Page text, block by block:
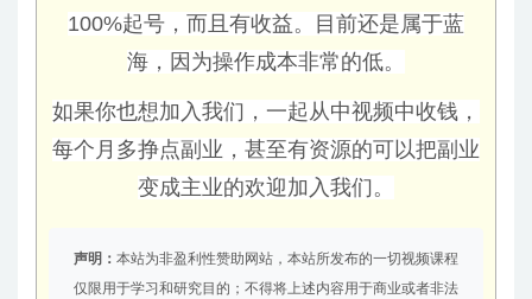
100%起号，而且有收益。目前还是属于蓝
海，因为操作成本非常的低。
如果你也想加入我们，一起从中视频中收钱，
每个月多挣点副业，甚至有资源的可以把副业
变成主业的欢迎加入我们。
声明： 本站为非盈利性赞助网站，本站所发布的一切视频课程
仅限用于学习和研究目的；不得将上述内容用于商业或者非法